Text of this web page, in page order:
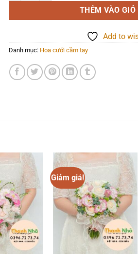
THÊM VÀO GIỎ
Add to
Danh mục: Hoa cưới cầm tay
Add to
wishlist
Giảm giá!
Add to
wishlist